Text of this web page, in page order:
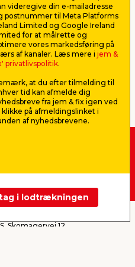
er det
til, hvad
eller
er risiko
til fx de
Når
i
Skomagervej 12
videregive din e-mailadresse
postnummer til Meta Platforms
Limited og Google Ireland
for at målrette og
vores markedsføring på
af kanaler. Læs mere i jem &
privatlivspolitik.
at du efter tilmelding til
tid kan afmelde dig
fra jem & fix igen ved
klikke på afmeldingslinket i
af nyhedsbrevene.
i lodtrækningen